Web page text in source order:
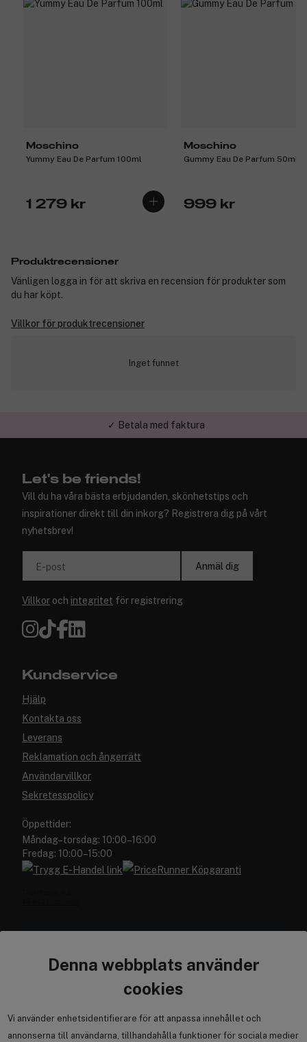
Denna webbplats använder
cookies
Vi använder enhetsidentifierare för att anpassa innehållet och
annonserna till användarna, tillhandahålla funktioner för sociala medier
Moschino
Yummy Eau De Parfum 100ml
1 279 kr
Moschino
Gummy Eau De Parfum 50ml
999 kr
Produktrecensioner
Vänligen logga in för att skriva en recension för produkter som
du har köpt.
Villkor för produktrecensioner
Inget funnet
✓ Betala med faktura
Let's be friends!
Vill du ha våra bästa erbjudanden, skönhetstips och
inspirationer direkt till din inkorg? Registrera dig på vårt
nyhetsbrev!
E-post Anmäl dig
Villkor och integritet för registrering
Kundservice
Hjälp
Kontakta oss
Leverans
Reklamation och ångerrätt
Användarvillkor
Sekretesspolicy
Öppettider:
Måndag–torsdag: 10:00–16:00
Fredag: 10:00–15:00
Cocopanda.se
Bli medlem
Samarbeta med oss